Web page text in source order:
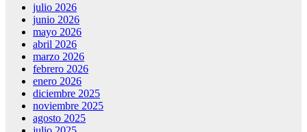
julio 2026
junio 2026
mayo 2026
abril 2026
marzo 2026
febrero 2026
enero 2026
diciembre 2025
noviembre 2025
agosto 2025